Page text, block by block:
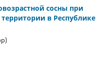
сосны при
в Республике